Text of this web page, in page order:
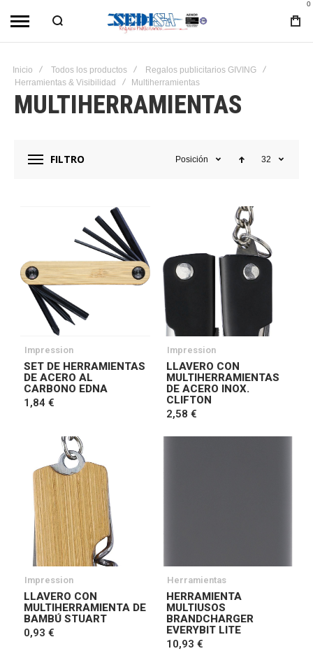
0
Inicio Todos los productos
Regalos publicitarios GIVING
Herramientas & Visibilidad
Multiherramientas
MULTIHERRAMIENTAS
FILTRO Posición 32
Impression
SET DE HERRAMIENTAS
DE ACERO AL
CARBONO EDNA
1,84 €
Impression
LLAVERO CON
MULTIHERRAMIENTAS
DE ACERO INOX.
CLIFTON
2,58 €
Impression
LLAVERO CON
MULTIHERRAMIENTA DE
BAMBÚ STUART
0,93 €
Herramientas
HERRAMIENTA
MULTIUSOS
BRANDCHARGER
EVERYBIT LITE
10,93 €